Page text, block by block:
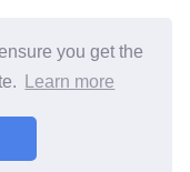
you get the
Learn more